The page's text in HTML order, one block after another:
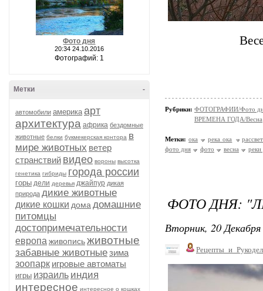
Фото дня
20:34 24.10.2016
Фотографий: 1
-
Метки
автомобили америка арт
архитектура африка бездомные
животные белки букмекерская контора в
мире животных ветер
странствий видео вороны высотка
генетика гибриды города россии
горы дели деревья джайпур дикая
природа дикие животные
дикие кошки дома домашние
питомцы
достопримечательности
европа живописьживотные
забавные животныезима
зоопарк игровые автоматы
игры израиль индия
интересное интересное о кошках
Рубрики: ФОТОГРАФИИ/Фото
ВРЕМЕНА ГОДА/Весна
Метки: ока река ока
рассвет
фото дня
фото весна реки
ФОТО ДНЯ:
Вторник, 20